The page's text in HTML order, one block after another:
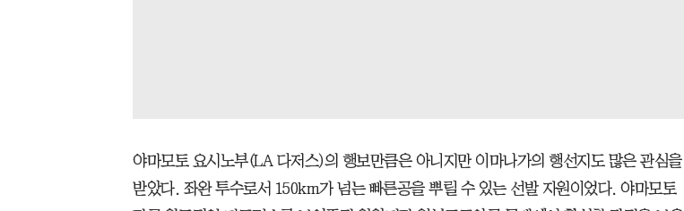
야마모토 요시노부(LA 다저스)의 행보만큼은 아니지만 이마나가의 행선지도 많은 관심을
받았다. 좌완 투수로서 150km가 넘는 빠른공을 뿌릴 수 있는 선발 자원이었다. 야마모토